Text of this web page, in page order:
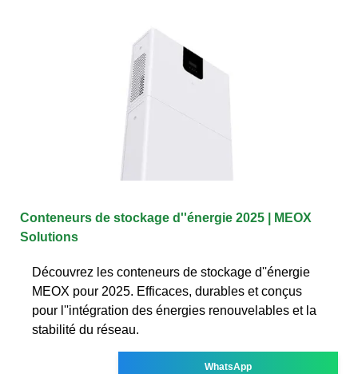
Conteneurs de stockage d''énergie 2025 | MEOX
Solutions
Découvrez les conteneurs de stockage d''énergie
MEOX pour 2025. Efficaces, durables et conçus
pour l''intégration des énergies renouvelables et la
stabilité du réseau.
WhatsApp